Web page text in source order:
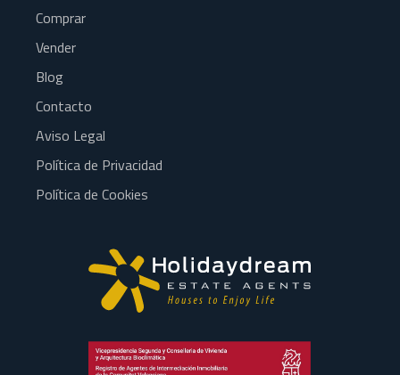
Comprar
Vender
Blog
Contacto
Aviso Legal
Política de Privacidad
Política de Cookies